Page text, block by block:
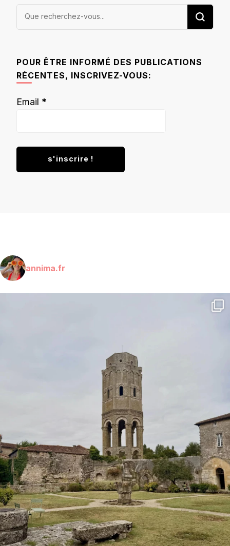
Vous
POUR ÊTRE INFORMÉ DES PUBLICATIONS
RÉCENTES, INSCRIVEZ-VOUS:
Email *
annima.fr